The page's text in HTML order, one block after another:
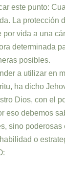
este punto:
La
vida a una
determinada
posibles.
a utilizar en
ha dicho
Dios, con el
eso debemos
sino
o